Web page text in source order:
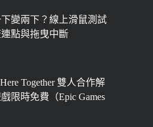
變兩下？線上滑鼠測試
點與拖曳中斷
Together 雙人合作解
限時免費（Epic Games